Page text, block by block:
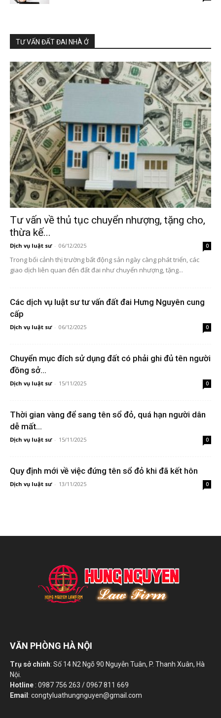
TƯ VẤN ĐẤT ĐAI NHÀ Ở
Tư vấn về thủ tục chuyển nhượng, tặng cho,
thừa kế...
Dịch vụ luật sư - 06/12/2025 0
Trong bối cảnh thị trường bất động sản ngày càng phát triển, các
giao dịch liên quan đến đất đai như chuyển nhượng, tặng...
Các dịch vụ luật sư tư vấn đất đai Hưng Nguyên cung
cấp
Dịch vụ luật sư - 06/12/2025 0
Chuyển mục đích sử dụng đất có phải ghi đủ tên người
đồng sở...
Dịch vụ luật sư - 15/11/2025 0
Thời gian vàng để sang tên sổ đỏ, quá hạn người dân
dễ mất...
Dịch vụ luật sư - 15/11/2025 0
Quy định mới về việc đứng tên sổ đỏ khi đã kết hôn
Dịch vụ luật sư - 13/11/2025 0
VĂN PHÒNG HÀ NỘI
Trụ sở chính: Số 14 N2 Ngõ 90 Nguyễn Tuân, P. Thanh Xuân, Hà
Nội.
Hotline : 0987 756 263 / 0967 811 669
Email : congtyluathungnguyen@gmail.com